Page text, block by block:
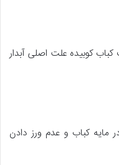
کوبیده علت اصلی آبدار
مایه کباب و عدم ورز دادن